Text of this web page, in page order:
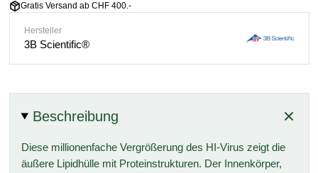
Gratis Versand ab CHF 400.-
Hersteller
3B Scientific®
Beschreibung
Diese millionenfache Vergrößerung des HI-Virus zeigt die
äußere Lipidhülle mit Proteinstrukturen. Der Innenkörper,